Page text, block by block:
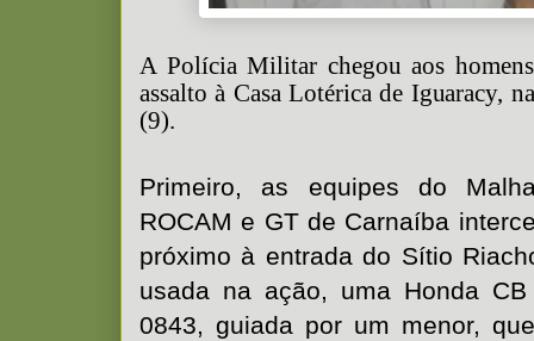
A Polícia Militar chegou aos
assalto à Casa Lotérica de Iguaracy,
(9).
Primeiro, as equipes do
ROCAM e GT de Carnaíba
próximo à entrada do Sítio
usada na ação, uma Honda
0843, guiada por um menor,